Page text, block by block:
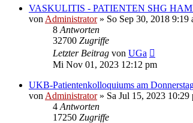
VASKULITIS - PATIENTEN SHG
von Administrator» So Sep 30, 2018 9:19
8 Antworten
32700 Zugriffe
Letzter Beitrag von UGa
Mi Nov 01, 2023 12:12 pm
UKB-Patientenkolloquiums am
von Administrator» Sa Jul 15, 2023 10:29
4 Antworten
17250 Zugriffe